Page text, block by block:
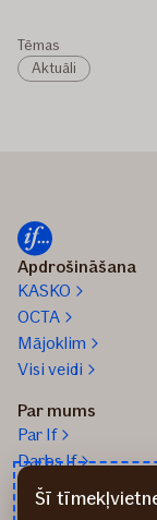
Tēmas
Aktuāli
Apdrošināšana
KASKO
OCTA
Mājoklim
Visi veidi
Par mums
Par If
Darbs If
Medijiem
Šī